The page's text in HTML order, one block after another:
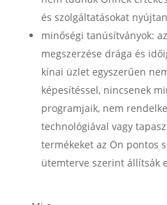
és szolgáltatásokat
minőségi tanúsítványok:
megszerzése drága és
kínai üzlet egyszerűen
képesítéssel, nincsenek
programjaik, nem
technológiával vagy
termékeket az Ön pontos
ütemterve szerint állítsák